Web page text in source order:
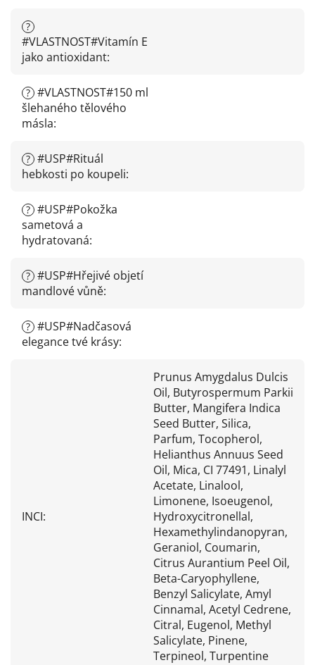
?
#VLASTNOST#Vitamín E
jako antioxidant:
? #VLASTNOST#150 ml
šlehaného tělového
másla:
? #USP#Rituál
hebkosti po koupeli:
? #USP#Pokožka
sametová a
hydratovaná:
? #USP#Hřejivé objetí
mandlové vůně:
? #USP#Nadčasová
elegance tvé krásy:
INCI:
Prunus Amygdalus Dulcis
Oil, Butyrospermum Parkii
Butter, Mangifera Indica
Seed Butter, Silica,
Parfum, Tocopherol,
Helianthus Annuus Seed
Oil, Mica, CI 77491, Linalyl
Acetate, Linalool,
Limonene, Isoeugenol,
Hydroxycitronellal,
Hexamethylindanopyran,
Geraniol, Coumarin,
Citrus Aurantium Peel Oil,
Beta-Caryophyllene,
Benzyl Salicylate, Amyl
Cinnamal, Acetyl Cedrene,
Citral, Eugenol, Methyl
Salicylate, Pinene,
Terpineol, Turpentine